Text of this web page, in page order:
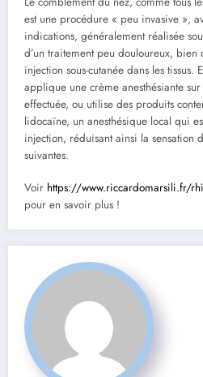
est une procédure « peu invasive »,
indications, généralement réalisée
d’un traitement peu douloureux, bien
injection sous-cutanée dans les
applique une crème anesthésiante
effectuée, ou utilise des produits
lidocaïne, un anesthésique local qui
injection, réduisant ainsi la sensation
suivantes.
Voir https://www.riccardomarsili.fr/
pour en savoir plus !